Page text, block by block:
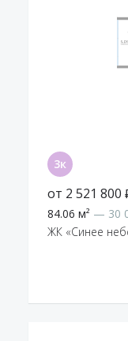
от 2 521 800
84.06 м² — 30
ЖК «Синее